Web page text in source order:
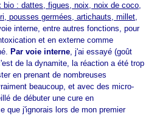
bio : dattes, figues, noix, noix de coco,
pousses germées, artichauts, millet,
interne, entre autres fonctions, pour
et en externe comme
Par voie interne, j'ai essayé (goût
de la dynamite, la réaction a été trop
en prenant de nombreuses
beaucoup, et avec des micro-
de débuter une cure en
que j'ignorais lors de mon premier